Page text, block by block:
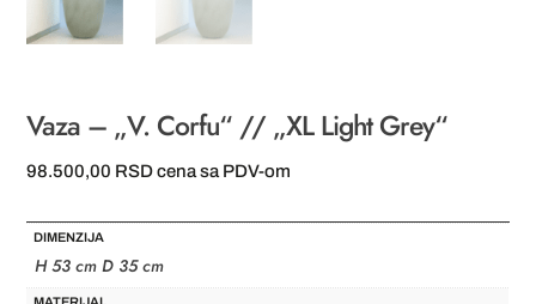
Vaza – „V. Corfu“ // „XL Light Grey“
98.500,00 RSD cena sa PDV-om
DIMENZIJA
H 53 cm D 35 cm